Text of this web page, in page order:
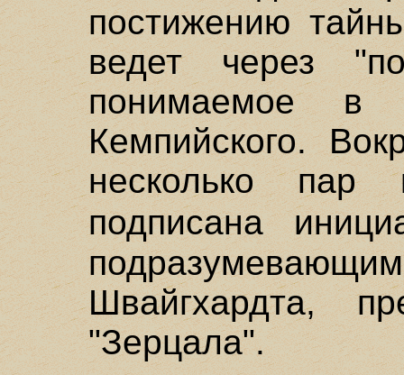
постижению
ведет через
понимаемое
Кемпийского.
несколько
подписана
Швайгхардта,
"Зерцала".